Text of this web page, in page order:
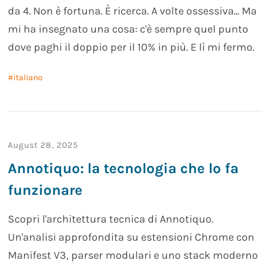
da 4. Non è fortuna. È ricerca. A volte ossessiva... Ma
mi ha insegnato una cosa: c'è sempre quel punto
dove paghi il doppio per il 10% in più. E lì mi fermo.
italiano
August 28, 2025
Annotiquo: la tecnologia che lo fa
funzionare
Scopri l'architettura tecnica di Annotiquo.
Un'analisi approfondita su estensioni Chrome con
Manifest V3, parser modulari e uno stack moderno